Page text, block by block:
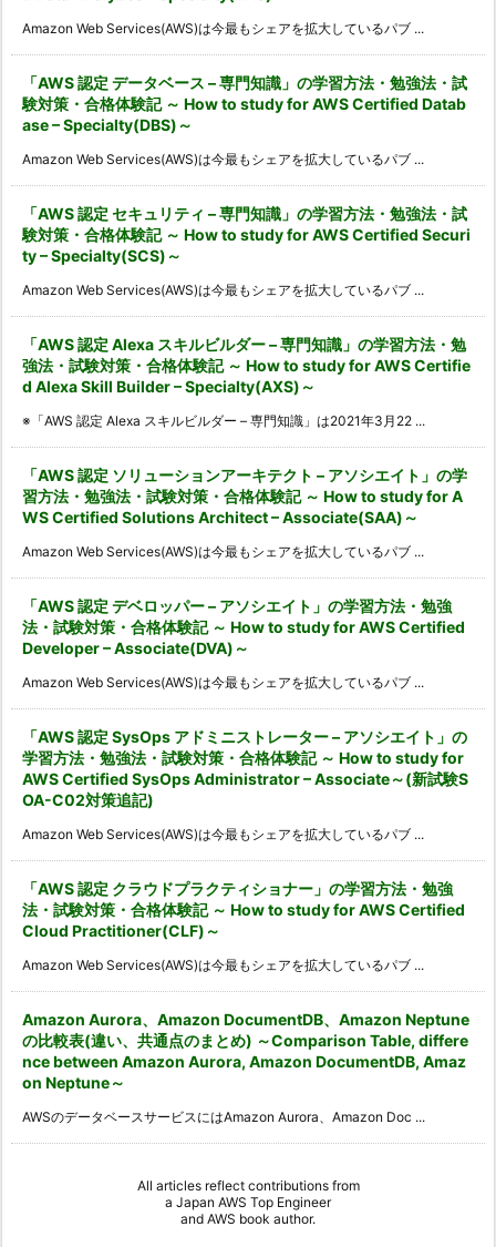
Amazon Web Services(AWS)は今最もシェアを拡大しているパブ ...
「AWS 認定 データベース – 専門知識」の学習方法・勉強法・試
験対策・合格体験記 ～ How to study for AWS Certified Datab
ase – Specialty(DBS)～
Amazon Web Services(AWS)は今最もシェアを拡大しているパブ ...
「AWS 認定 セキュリティ – 専門知識」の学習方法・勉強法・試
験対策・合格体験記 ～ How to study for AWS Certified Securi
ty – Specialty(SCS)～
Amazon Web Services(AWS)は今最もシェアを拡大しているパブ ...
「AWS 認定 Alexa スキルビルダー – 専門知識」の学習方法・勉
強法・試験対策・合格体験記 ～ How to study for AWS Certifie
d Alexa Skill Builder – Specialty(AXS)～
※「AWS 認定 Alexa スキルビルダー – 専門知識」は2021年3月22 ...
「AWS 認定 ソリューションアーキテクト – アソシエイト」の学
習方法・勉強法・試験対策・合格体験記 ～ How to study for A
WS Certified Solutions Architect – Associate(SAA)～
Amazon Web Services(AWS)は今最もシェアを拡大しているパブ ...
「AWS 認定 デベロッパー – アソシエイト」の学習方法・勉強
法・試験対策・合格体験記 ～ How to study for AWS Certified
Developer – Associate(DVA)～
Amazon Web Services(AWS)は今最もシェアを拡大しているパブ ...
「AWS 認定 SysOps アドミニストレーター – アソシエイト」の
学習方法・勉強法・試験対策・合格体験記 ～ How to study for
AWS Certified SysOps Administrator – Associate～(新試験S
OA-C02対策追記)
Amazon Web Services(AWS)は今最もシェアを拡大しているパブ ...
「AWS 認定 クラウドプラクティショナー」の学習方法・勉強
法・試験対策・合格体験記 ～ How to study for AWS Certified
Cloud Practitioner(CLF)～
Amazon Web Services(AWS)は今最もシェアを拡大しているパブ ...
Amazon Aurora、Amazon DocumentDB、Amazon Neptune
の比較表(違い、共通点のまとめ) ～Comparison Table, differe
nce between Amazon Aurora, Amazon DocumentDB, Amaz
on Neptune～
AWSのデータベースサービスにはAmazon Aurora、Amazon Doc ...
All articles reflect contributions from
a Japan AWS Top Engineer
and AWS book author.